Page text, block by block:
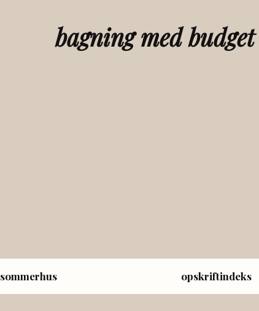
bagning med
sommerhus opskriftindeks